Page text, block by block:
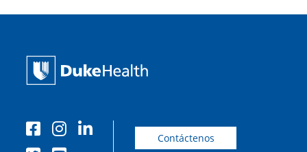
Contáctenos